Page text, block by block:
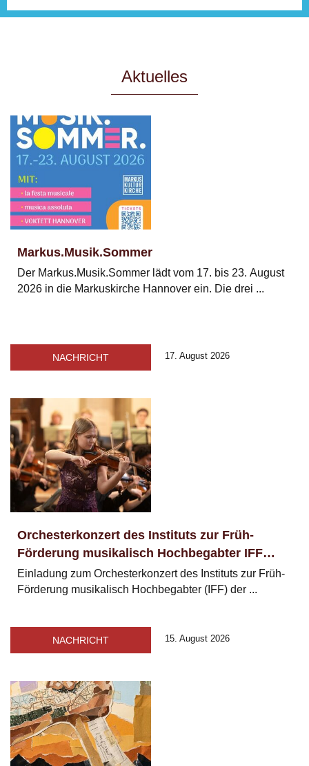
Aktuelles
Markus.Musik.Sommer
Der Markus.Musik.Sommer lädt vom 17. bis 23. August
2026 in die Markuskirche Hannover ein. Die drei ...
NACHRICHT 17. August 2026
Orchesterkonzert des Instituts zur Früh-
Förderung musikalisch Hochbegabter IFF
(Markuskirche)
Einladung zum Orchesterkonzert des Instituts zur Früh-
Förderung musikalisch Hochbegabter (IFF) der ...
NACHRICHT 15. August 2026